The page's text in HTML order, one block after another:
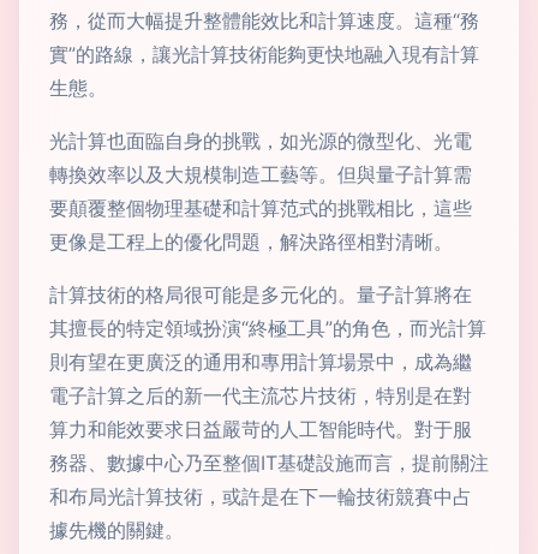
務，從而大幅提升整體能效比和計算速度。這種“務
實”的路線，讓光計算技術能夠更快地融入現有計算
生態。
光計算也面臨自身的挑戰，如光源的微型化、光電
轉換效率以及大規模制造工藝等。但與量子計算需
要顛覆整個物理基礎和計算范式的挑戰相比，這些
更像是工程上的優化問題，解決路徑相對清晰。
計算技術的格局很可能是多元化的。量子計算將在
其擅長的特定領域扮演“終極工具”的角色，而光計算
則有望在更廣泛的通用和專用計算場景中，成為繼
電子計算之后的新一代主流芯片技術，特別是在對
算力和能效要求日益嚴苛的人工智能時代。對于服
務器、數據中心乃至整個IT基礎設施而言，提前關注
和布局光計算技術，或許是在下一輪技術競賽中占
據先機的關鍵。